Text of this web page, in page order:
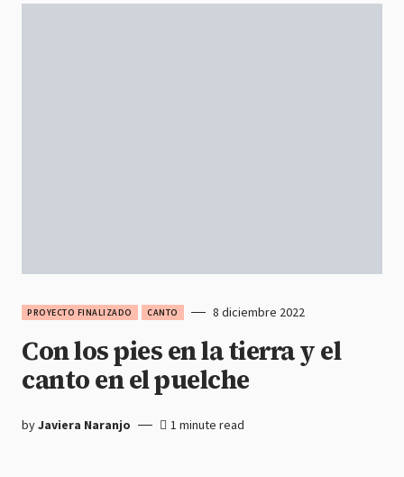
PROYECTO FINALIZADO CANTO 8 diciembre 2022
Con los pies en la tierra y el
canto en el puelche
byJaviera Naranjo 1 minute read